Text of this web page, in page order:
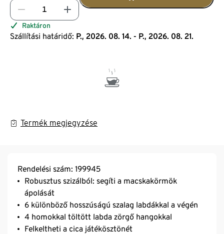
Raktáron
Szállítási határidő: P., 2026. 08. 14. - P., 2026. 08. 21.
Termék megjegyzése
Rendelési szám: 199945
Robusztus szizálból: segíti a macskakörmök
ápolását
6 különböző hosszúságú szalag labdákkal a végén
4 homokkal töltött labda zörgő hangokkal
Felkeltheti a cica játékösztönét